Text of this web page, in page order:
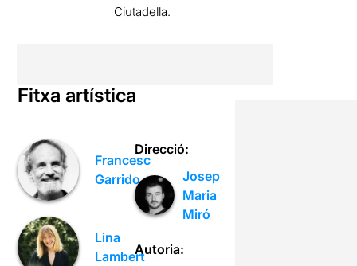
Ciutadella.
Fitxa artística
Francesc
Garrido
Lina
Lambert
Direcció:
Josep
Maria
Miró
Autoria: